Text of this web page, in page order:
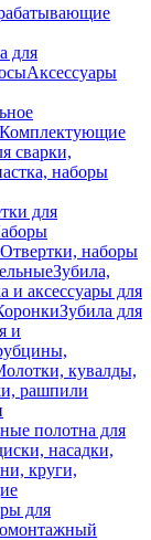
для
Аксессуары
Комплектующие
сварки,
наборы
для
Отвертки, наборы
Зубила,
и аксессуары для
Зубила для
и
кувалды,
рашпили
полотна для
насадки,
круги,
для